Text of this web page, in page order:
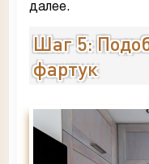
далее.
Шаг 5:
фартук